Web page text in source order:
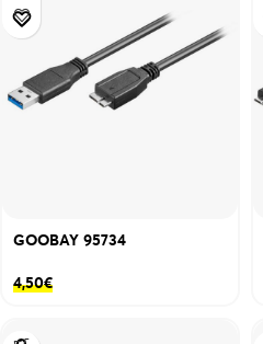
GOOBAY 95734
4,50€